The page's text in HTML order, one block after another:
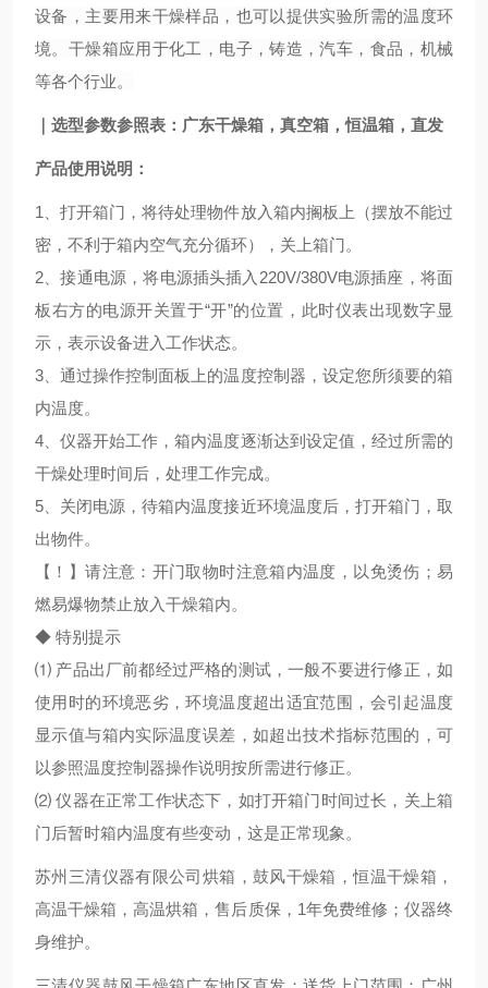
设备，主要用来干燥样品，也可以提供实验所需的温度环
境。干燥箱应用于化工，电子，铸造，汽车，食品，机械
等各个行业。
选型参数参照表： 广东干燥箱，真空箱，恒温箱，直发
产品使用说明：
1、打开箱门，将待处理物件放入箱内搁板上（摆放不能过
密，不利于箱内空气充分循环），关上箱门。
2、接通电源，将电源插头插入220V/380V电源插座，将面
板右方的电源开关置于“开”的位置，此时仪表出现数字显
示，表示设备进入工作状态。
3、通过操作控制面板上的温度控制器，设定您所须要的箱
内温度。
4、仪器开始工作，箱内温度逐渐达到设定值，经过所需的
干燥处理时间后，处理工作完成。
5、关闭电源，待箱内温度接近环境温度后，打开箱门，取
出物件。
【！】请注意：开门取物时注意箱内温度，以免烫伤；易
燃易爆物禁止放入干燥箱内。
◆ 特别提示
⑴ 产品出厂前都经过严格的测试，一般不要进行修正，如
使用时的环境恶劣，环境温度超出适宜范围，会引起温度
显示值与箱内实际温度误差，如超出技术指标范围的，可
以参照温度控制器操作说明按所需进行修正。
⑵ 仪器在正常工作状态下，如打开箱门时间过长，关上箱
门后暂时箱内温度有些变动，这是正常现象。
苏州三清仪器有限公司烘箱，鼓风干燥箱，恒温干燥箱，
高温干燥箱，高温烘箱，售后质保，1年免费维修；仪器终
身维护。